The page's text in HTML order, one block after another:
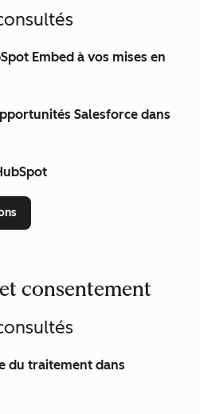
Embed à vos mises en
Salesforce dans
consentement
du traitement dans